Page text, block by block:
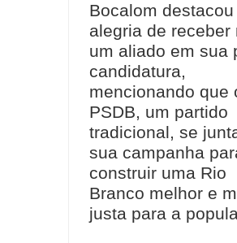
Bocalom
alegria de receber
um aliado em sua
candidatura,
mencionando que
PSDB, um partido
tradicional, se
sua campanha
construir uma Rio
Branco melhor e
justa para a